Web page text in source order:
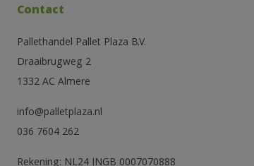
Contact
Pallethandel Pallet Plaza B.V.
Draaibrugweg 2
1332 AC Almere
info@palletplaza.nl
036 7604 262